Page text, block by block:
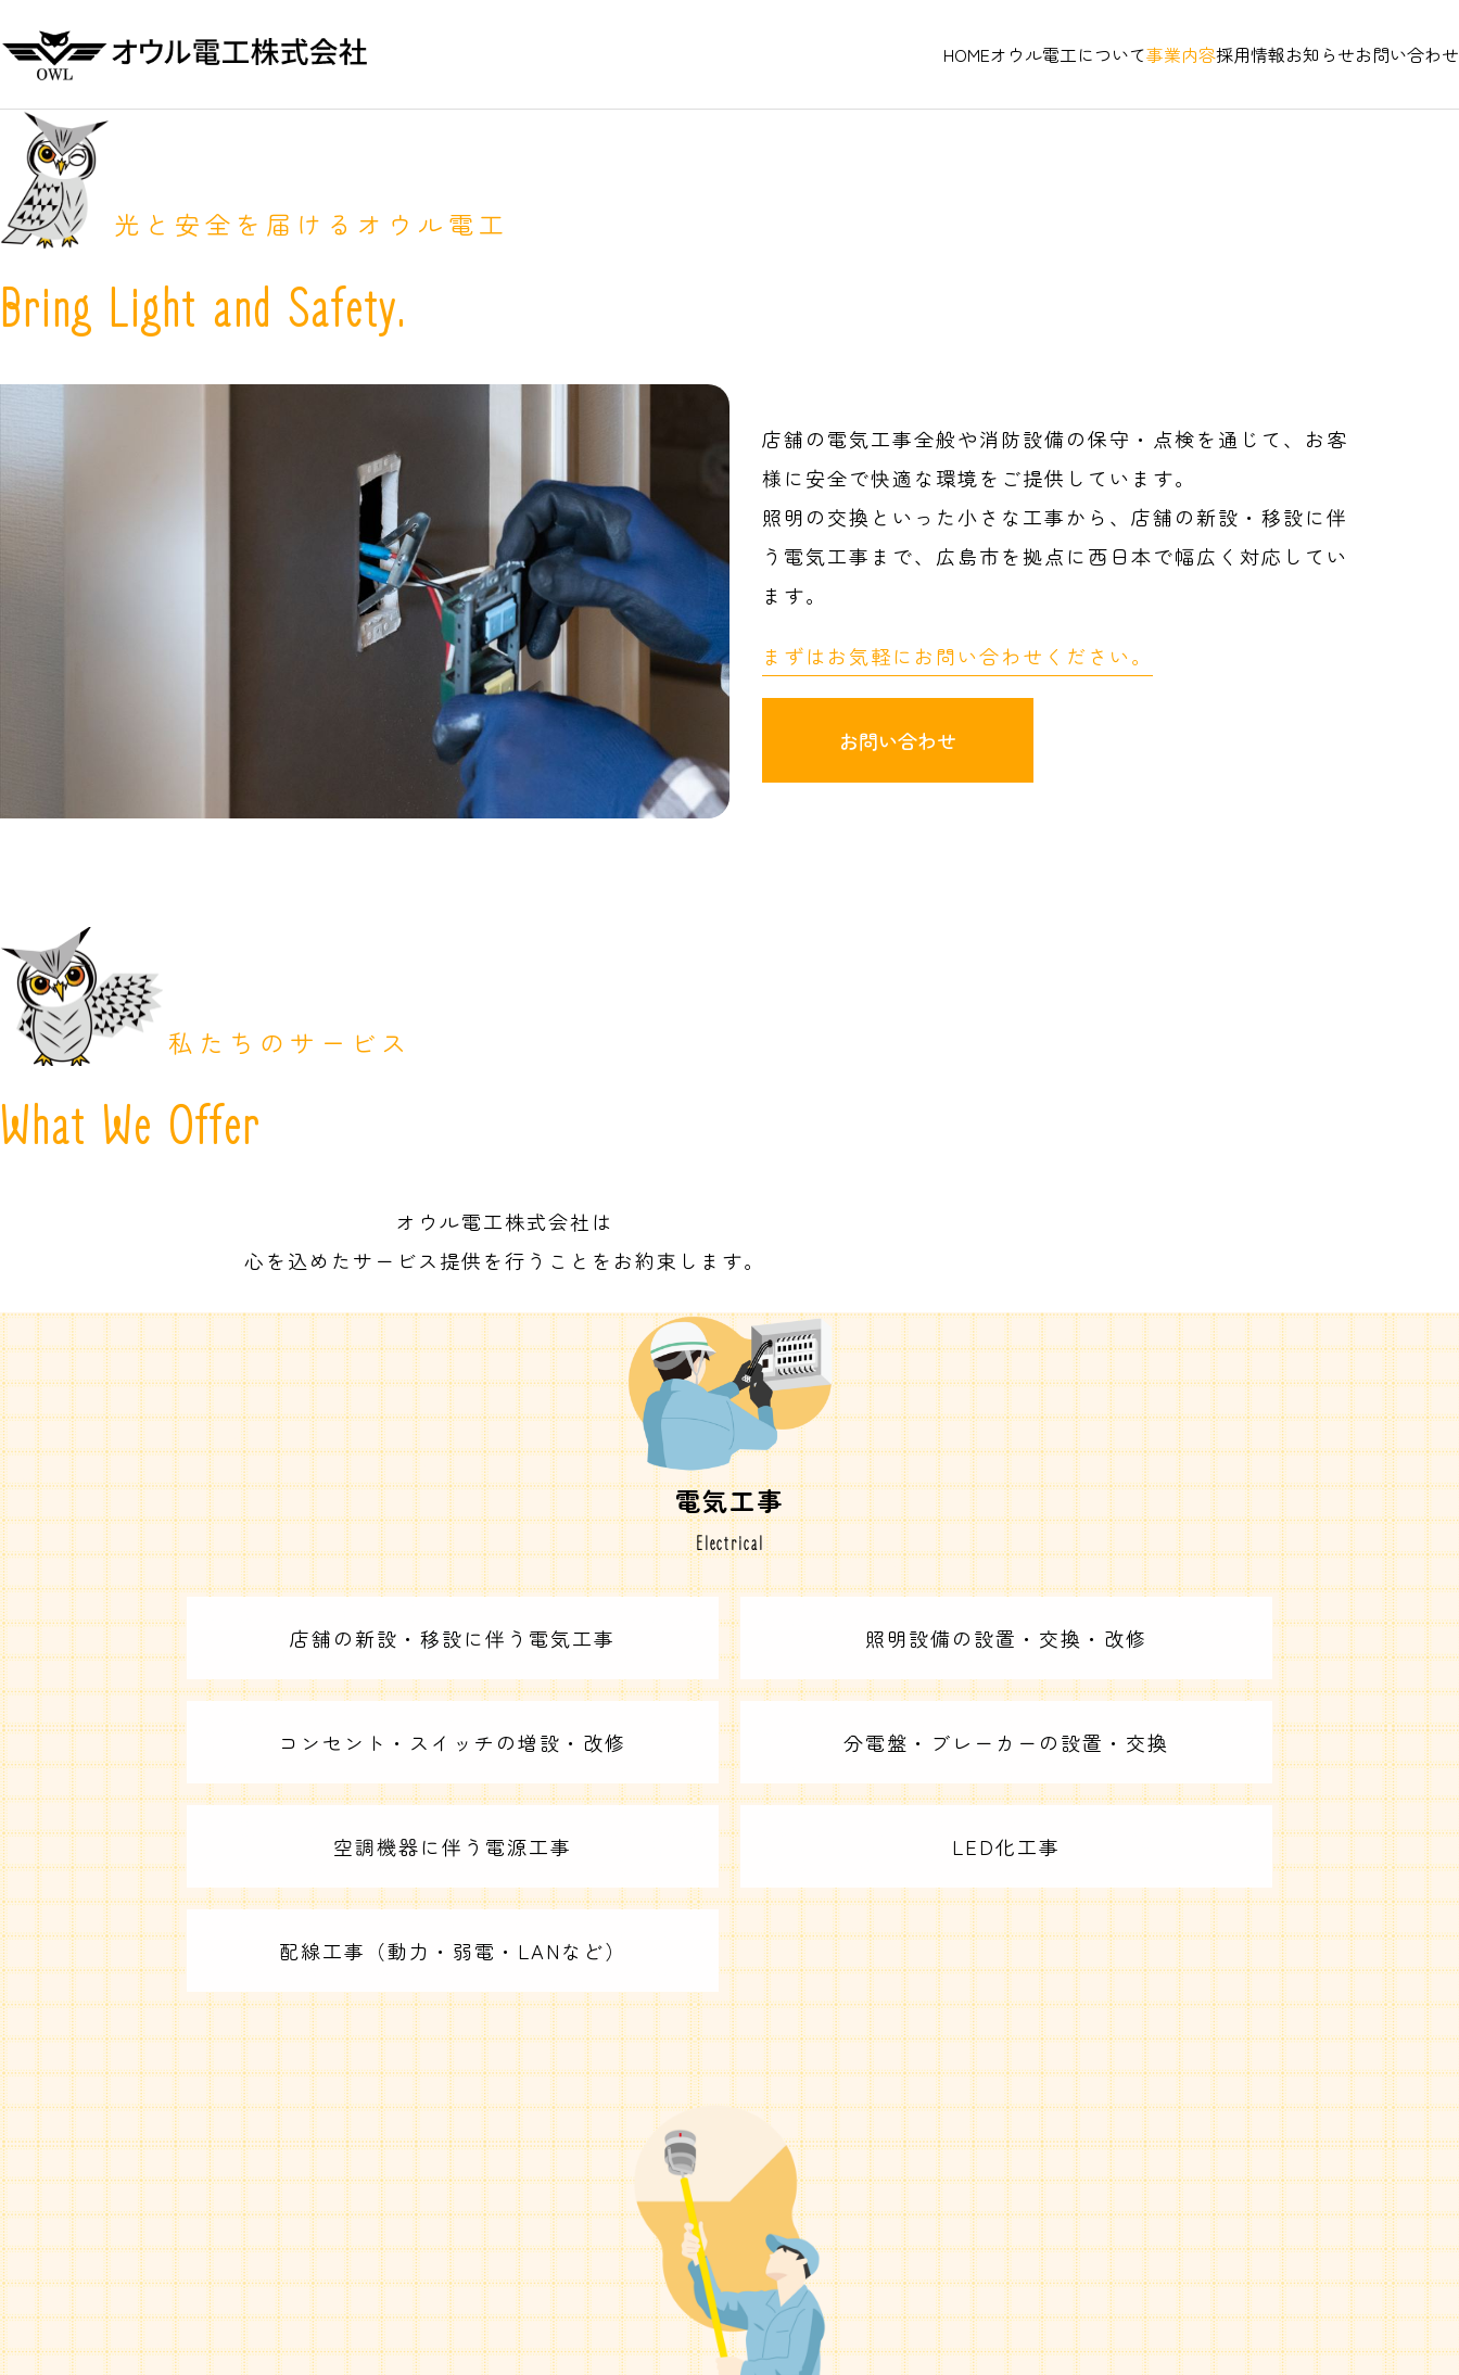
HOMEオウル電工について事業内容採用情報お知らせお問い合わせ
サンプルテキスト。サンプルテキス
ト。
光と安全を届けるオウル電工
Bring Light and Safety.
店舗の電気工事全般や消防設備の保守・点検を通じて、お客
様に安全で快適な環境をご提供しています。
照明の交換といった小さな工事から、店舗の新設・移設に伴
う電気工事まで、広島市を拠点に西日本で幅広く対応してい
ます。
まずはお気軽にお問い合わせください。
お問い合わせ
私たちのサービス
What We Offer
オウル電工株式会社は
心を込めたサービス提供を行うことをお約束します。
電気工事
Electrical
店舗の新設・移設に伴う電気工事 照明設備の設置・交換・改修
コンセント・スイッチの増設・改修 分電盤・ブレーカーの設置・交換
空調機器に伴う電源工事 LED化工事
配線工事（動力・弱電・LANなど）